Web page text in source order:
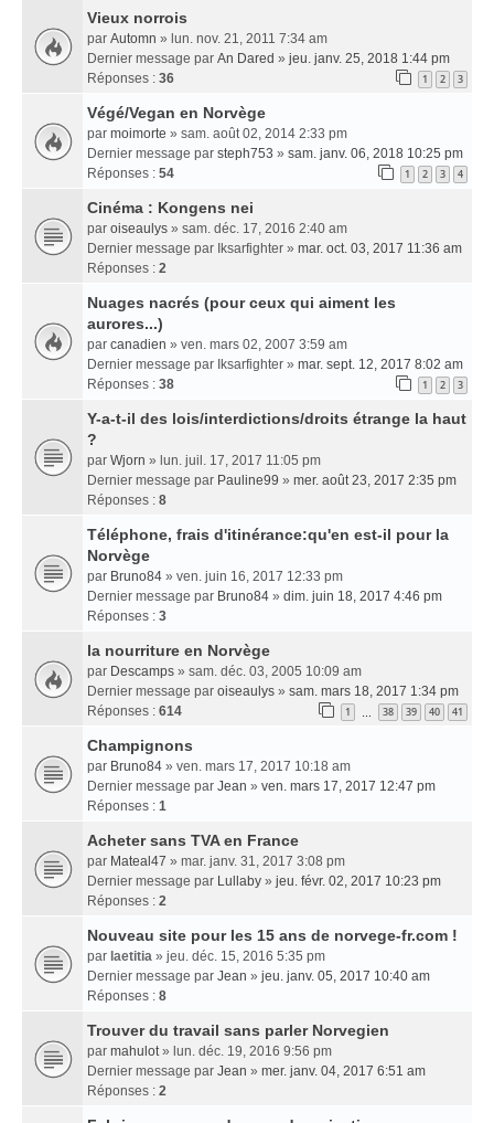
Vieux norrois
par Automn » lun. nov. 21, 2011 7:34 am
Dernier message par An Dared » jeu. janv. 25, 2018 1:44 pm
Réponses : 36 1 2 3
Végé/Vegan en Norvège
par moimorte » sam. août 02, 2014 2:33 pm
Dernier message par steph753 » sam. janv. 06, 2018 10:25 pm
Réponses : 54 1 2 3 4
Cinéma : Kongens nei
par oiseaulys » sam. déc. 17, 2016 2:40 am
Dernier message par Iksarfighter » mar. oct. 03, 2017 11:36 am
Réponses : 2
Nuages nacrés (pour ceux qui aiment les
aurores...)
par canadien » ven. mars 02, 2007 3:59 am
Dernier message par Iksarfighter » mar. sept. 12, 2017 8:02 am
Réponses : 38 1 2 3
Y-a-t-il des lois/interdictions/droits étrange la haut
?
par Wjorn » lun. juil. 17, 2017 11:05 pm
Dernier message par Pauline99 » mer. août 23, 2017 2:35 pm
Réponses : 8
Téléphone, frais d'itinérance:qu'en est-il pour la
Norvège
par Bruno84 » ven. juin 16, 2017 12:33 pm
Dernier message par Bruno84 » dim. juin 18, 2017 4:46 pm
Réponses : 3
la nourriture en Norvège
par Descamps » sam. déc. 03, 2005 10:09 am
Dernier message par oiseaulys » sam. mars 18, 2017 1:34 pm
Réponses : 614 1 … 38 39 40 41
Champignons
par Bruno84 » ven. mars 17, 2017 10:18 am
Dernier message par Jean » ven. mars 17, 2017 12:47 pm
Réponses : 1
Acheter sans TVA en France
par Mateal47 » mar. janv. 31, 2017 3:08 pm
Dernier message par Lullaby » jeu. févr. 02, 2017 10:23 pm
Réponses : 2
Nouveau site pour les 15 ans de norvege-fr.com !
par laetitia » jeu. déc. 15, 2016 5:35 pm
Dernier message par Jean » jeu. janv. 05, 2017 10:40 am
Réponses : 8
Trouver du travail sans parler Norvegien
par mahulot» lun. déc. 19, 2016 9:56 pm
Dernier message par Jean » mer. janv. 04, 2017 6:51 am
Réponses : 2